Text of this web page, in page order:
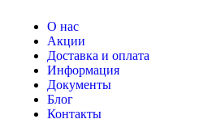
О нас
Акции
Доставка и оплата
Информация
Документы
Блог
Контакты